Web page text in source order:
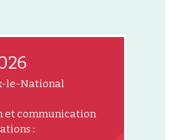
le-National
et communication
: